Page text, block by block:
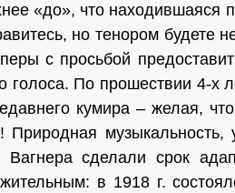
«до», что находив­шаяся
но тенором будете
с просьбой
голоса. По прошествии 4-х
кумира – желая,
Природная
Вагнера сделали срок
в 1918 г.